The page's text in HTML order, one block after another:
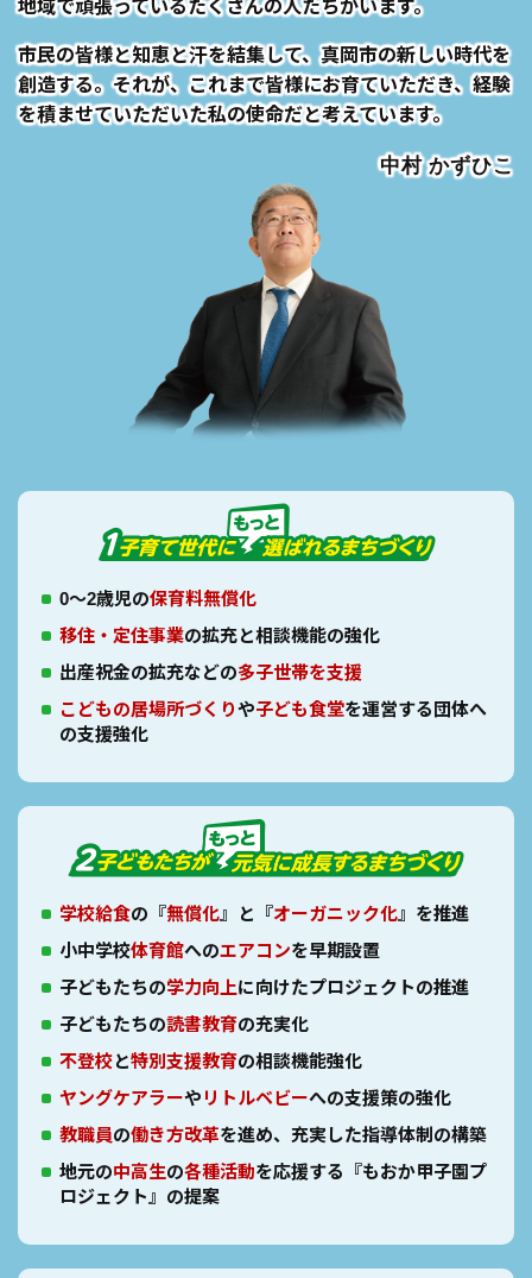
地域で頑張っているたくさんの人たちがいます。
市民の皆様と知恵と汗を結集して、真岡市の新しい時代を
創造する。それが、これまで皆様にお育ていただき、経験
を積ませていただいた私の使命だと考えています。
中村 かずひこ
0～2歳児の保育料無償化
移住・定住事業の拡充と相談機能の強化
出産祝金の拡充などの多子世帯を支援
こどもの居場所づくりや子ども食堂を運営する 団体へ
の支援強化
学校給食の『無償化』と『オーガニック化』を推進
小中学校体育館へのエアコンを早期設置
子どもたちの学力向上に向けたプロジェクトの推進
子どもたちの読書教育の充実化
不登校と特別支援教育の相談機能強化
ヤングケアラーや リトルベビーへの支援策の強化
教職員の働き方改革を進め、充実した指導体制の構築
地元の中高生の各種活動を応援する『もおか甲子園プ
ロジェクト』の提案